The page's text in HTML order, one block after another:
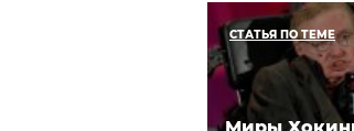
СТАТЬЯ ПО ТЕМЕ
Миры